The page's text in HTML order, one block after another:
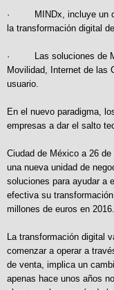
· MINDx, incluye un
la transformación digital
· Las soluciones de
Movilidad, Internet de las
usuario.
En el nuevo paradigma,
empresas a dar el salto
Ciudad de México a 26
una nueva unidad de
soluciones para ayudar a
efectiva su
millones de euros en 2016.
La transformación digital
comenzar a operar a
de venta, implica un
apenas hace unos años